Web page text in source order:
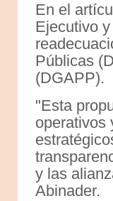
En el
Ejecutivo
Públicas
(DGAPP).
"Esta
operativos
y las
Abinader.